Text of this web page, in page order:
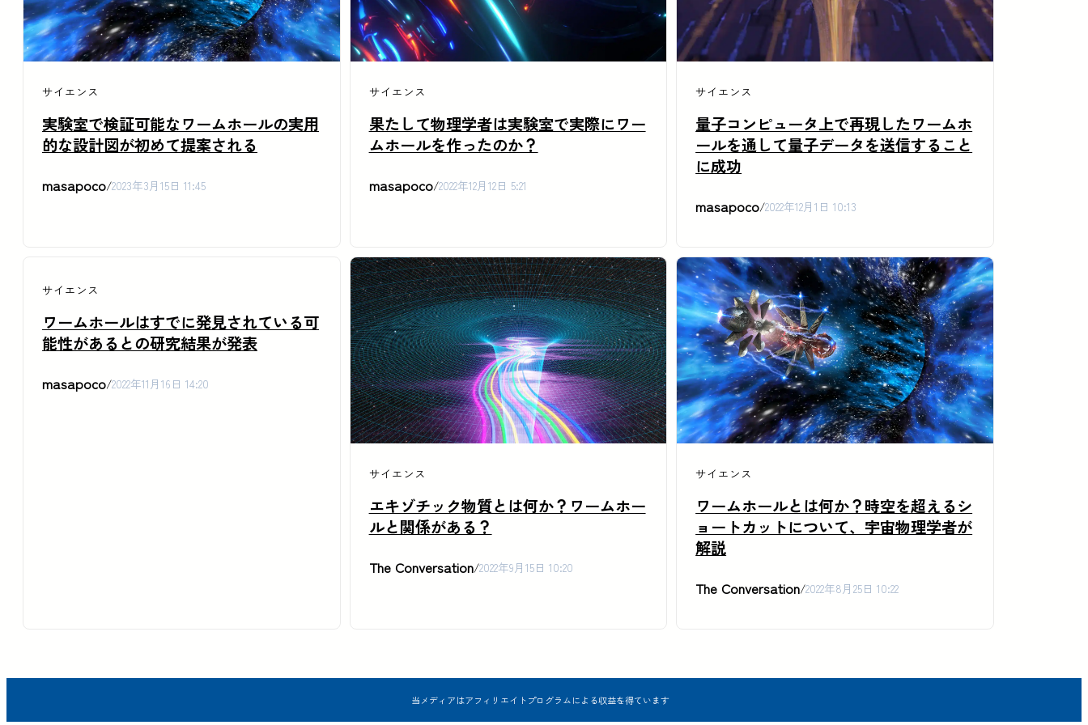
サイエンス
実験室で検証可能なワームホールの実用
的な設計図が初めて提案される
masapoco/2023年3月15日 11:45
サイエンス
果たして物理学者は実験室で実際にワー
ムホールを作ったのか？
masapoco/2022年12月12日 5:21
サイエンス
量子コンピュータ上で再現したワームホ
ールを通して量子データを送信すること
に成功
masapoco/2022年12月1日 10:13
サイエンス
ワームホールはすでに発見されている可
能性があるとの研究結果が発表
masapoco/2022年11月16日 14:20
サイエンス
エキゾチック物質とは何か？ワームホー
ルと関係がある？
The Conversation/2022年9月15日 10:20
サイエンス
ワームホールとは何か？時空を超えるシ
ョートカットについて、宇宙物理学者が
解説
The Conversation/2022年8月25日 10:22
当メディアはアフィリエイトプログラムによる収益を得ています